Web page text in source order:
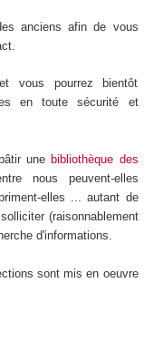
anciens afin de vous
vous pourrez bientôt
en toute sécurité et
unebibliothèque des
nous peuvent-elles
elles ... autant de
(raisonnablement
d'informations.
sont mis en oeuvre